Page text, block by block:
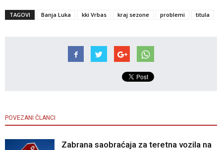
TAGOVI Banja Luka kki Vrbas kraj sezone problemi titula
POVEZANI ČLANCI
Zabrana saobraćaja za teretna vozila na